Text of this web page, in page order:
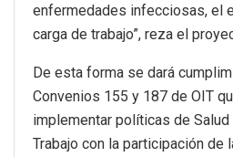
enfermedades infecciosas, el
carga de trabajo”, reza el
De esta forma se dará
Convenios 155 y 187 de OIT
implementar políticas de
Trabajo con la participación de